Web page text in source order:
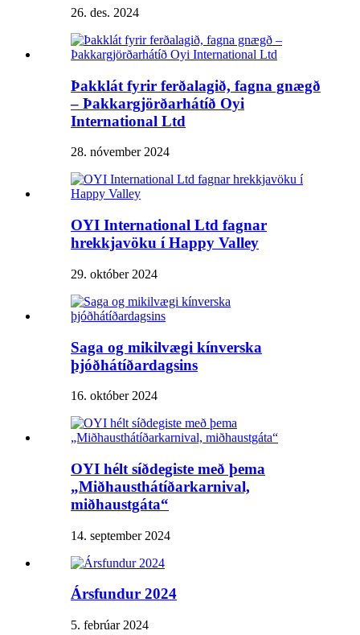
26. des. 2024
Þakklát fyrir ferðalagið, fagna gnægð
– Þakkargjörðarhátíð Oyi
International Ltd
28. nóvember 2024
OYI International Ltd fagnar
hrekkjavöku í Happy Valley
29. október 2024
Saga og mikilvægi kínverska
þjóðhátíðardagsins
16. október 2024
OYI hélt síðdegiste með þema
„Miðhausthátíðarkarnival,
miðhaustgáta“
14. september 2024
Ársfundur 2024
5. febrúar 2024